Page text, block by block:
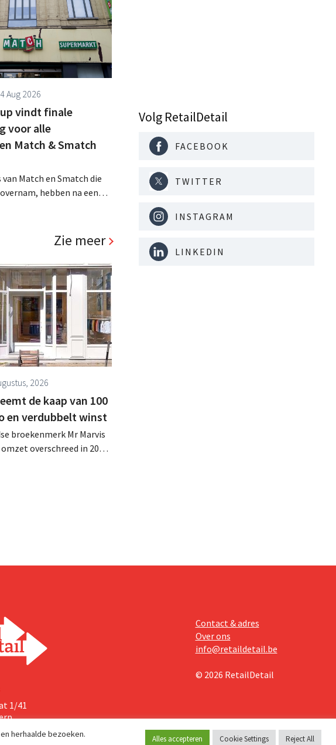
Aug 2026
vindt finale
voor alle
Match & Smatch
Match en Smatch die
hebben na een
voor sommige panden
Zie meer
2026
de kaap van 100
en verdubbelt winst
broekenmerk Mr Marvis
overschreed in 2025
Volg RetailDetail
FACEBOOK
TWITTER
INSTAGRAM
LINKEDIN
1/41
Contact & adres
Over ons
info@retaildetail.be
© 2026 RetailDetail
herhaalde bezoeken.
Alles accepteren Cookie Settings Reject All